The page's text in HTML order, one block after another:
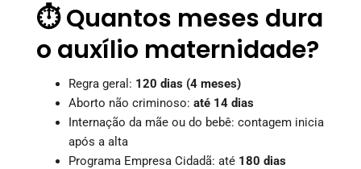
⏱️ Quantos meses dura
o auxílio maternidade?
Regra geral: 120 dias (4 meses)
Aborto não criminoso: até 14 dias
Internação da mãe ou do bebê: contagem inicia
após a alta
Programa Empresa Cidadã: até 180 dias